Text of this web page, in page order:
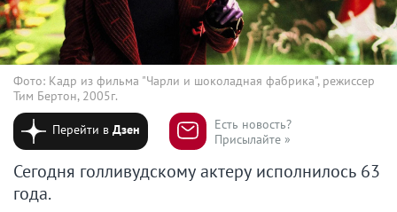
Фото: Кадр из фильма "Чарли и шоколадная фабрика", режиссер
Тим Бертон, 2005г.
Перейти вДзен
Есть новость?
Присылайте »
Сегодня голливудскому актеру исполнилось 63
года.